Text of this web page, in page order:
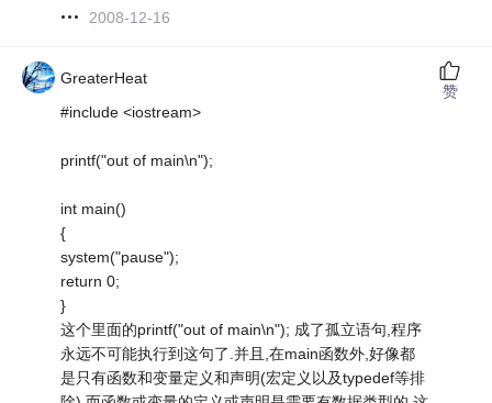
2008-12-16
GreaterHeat
#include <iostream>
printf("out of main\n");
int main()
{
system("pause");
return 0;
}
这个里面的printf("out of main\n"); 成了孤立语句,程序
永远不可能执行到这句了.并且,在main函数外,好像都
是只有函数和变量定义和声明(宏定义以及typedef等排
赞